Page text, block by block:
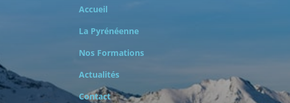
Accueil
La Pyrénéenne
Nos Formations
Actualités
Contact